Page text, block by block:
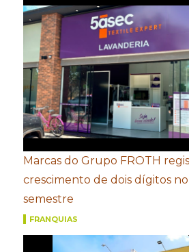
Marcas do Grupo FROTH
crescimento de dois dígitos
semestre
FRANQUIAS